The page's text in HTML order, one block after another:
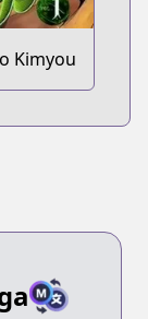
Kimyou
Part